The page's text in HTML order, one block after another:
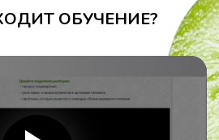
ОБУЧЕНИЕ?